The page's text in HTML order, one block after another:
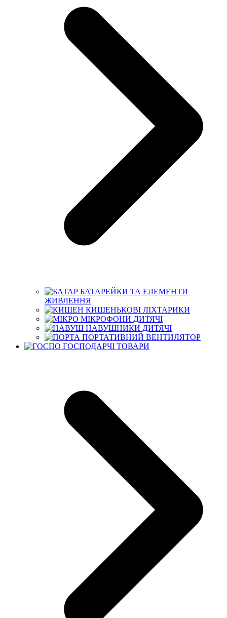
БАТАРЕЙКИ ТА ЕЛЕМЕНТИ
ЖИВЛЕННЯ
КИШЕНЬКОВІ ЛІХТАРИКИ
МІКРОФОНИ ДИТЯЧІ
НАВУШНИКИ ДИТЯЧІ
ПОРТАТИВНИЙ ВЕНТИЛЯТОР
ГОСПОДАРЧІ ТОВАРИ